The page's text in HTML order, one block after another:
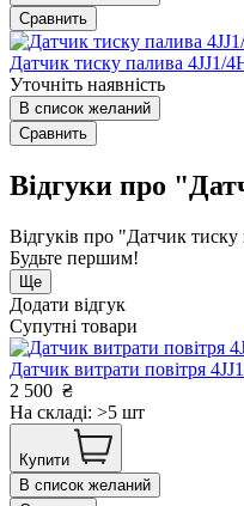
Сравнить
Датчик тиску палива 4JJ1/
Уточніть наявність
В список желаний
Сравнить
Відгуки про
Відгуків про "Датчик
Будьте першим!
Ще
Додати відгук
Супутні товари
Датчик витрати повітря
2 500 ₴
На складі: >5 шт
Купити
В список желаний